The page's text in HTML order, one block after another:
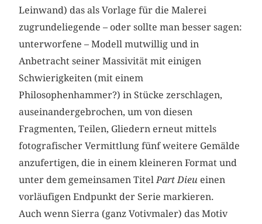
Leinwand) das als Vorlage für die Malerei
zugrundeliegende – oder sollte man besser sagen:
unterworfene – Modell mutwillig und in
Anbetracht seiner Massivität mit einigen
Schwierigkeiten (mit einem
Philosophenhammer?) in Stücke zerschlagen,
auseinandergebrochen, um von diesen
Fragmenten, Teilen, Gliedern erneut mittels
fotografischer Vermittlung fünf weitere Gemälde
anzufertigen, die in einem kleineren Format und
unter dem gemeinsamen TitelPart Dieu einen
vorläufigen Endpunkt der Serie markieren.
Auch wenn Sierra (ganz Votivmaler) das Motiv